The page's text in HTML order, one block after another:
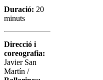
Duració: 20
minuts
Direcció i
coreografia:
Javier San
Martín /